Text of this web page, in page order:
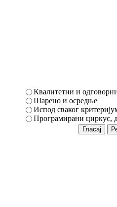
Квалитетни и
Шарено и осредње
Испод сваког
Програмирани циркус,